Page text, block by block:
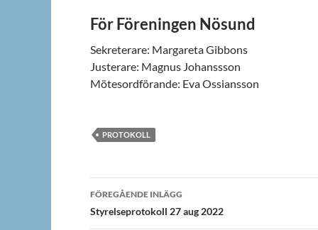
För Föreningen Nösund
Sekreterare: Margareta Gibbons
Justerare: Magnus Johanssson
Mötesordförande: Eva Ossiansson
PROTOKOLL
Inläggsnavigering
FÖREGÅENDE INLÄGG
Styrelseprotokoll 27 aug 2022